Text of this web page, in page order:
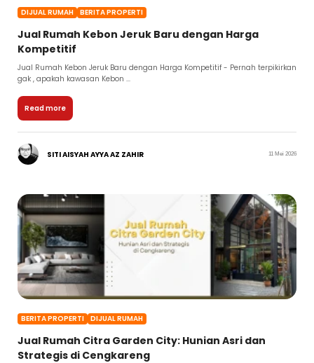
DIJUAL RUMAH BERITA PROPERTI
Jual Rumah Kebon Jeruk Baru dengan Harga
Kompetitif
Jual Rumah Kebon Jeruk Baru dengan Harga Kompetitif - Pernah terpikirkan
gak , apakah kawasan Kebon ...
Read more
SITI AISYAH AYYA AZ ZAHIR 11 Mei 2026
BERITA PROPERTI DIJUAL RUMAH
Jual Rumah Citra Garden City: Hunian Asri dan
Strategis di Cengkareng